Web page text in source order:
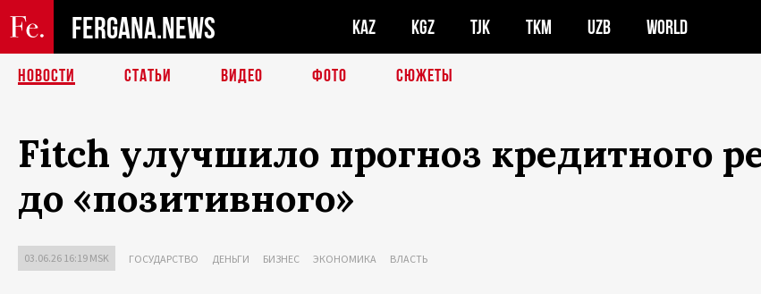
FERGANA.NEWS KAZ KGZ TJK TKM UZB WORLD
НОВОСТИ СТАТЬИ ВИДЕО ФОТО СЮЖЕТЫ
Fitch улучшило прогноз кредитного
до «позитивного»
03.06.26 16:19 MSK ГОСУДАРСТВО ДЕНЬГИ БИЗНЕС ЭКОНОМИКА ВЛАСТЬ